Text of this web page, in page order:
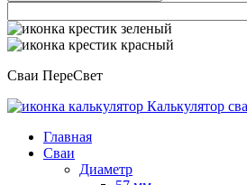
Сваи ПереСвет
Калькулятор
Главная
Сваи
Диаметр